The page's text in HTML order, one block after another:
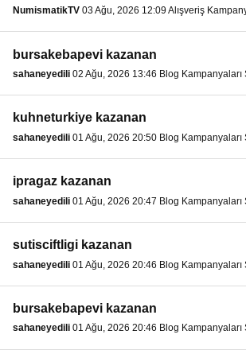
NumismatikTV 03 Ağu, 2026 12:09 Alışveriş
bursakebapevi kazanan
sahaneyedili 02 Ağu, 2026 13:46 Blog Kampanyaları
kuhneturkiye kazanan
sahaneyedili 01 Ağu, 2026 20:50 Blog Kampanyaları
ipragaz kazanan
sahaneyedili 01 Ağu, 2026 20:47 Blog Kampanyaları
sutisciftligi kazanan
sahaneyedili 01 Ağu, 2026 20:46 Blog Kampanyaları
bursakebapevi kazanan
sahaneyedili 01 Ağu, 2026 20:46 Blog Kampanyaları